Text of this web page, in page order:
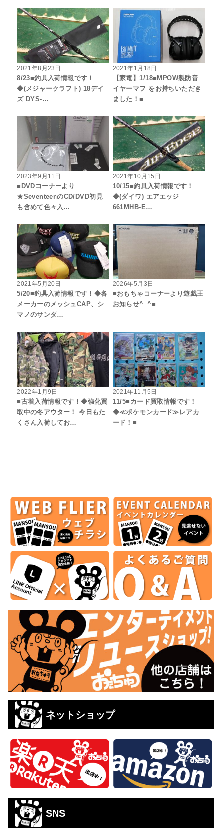
2021年8月23日
8/23■釣具入荷情報です！
◆(メジャークラフト) 18デイ
ズ DYS-…
2021年1月18日
【家電】1/18■MPOW製防音
イヤーマフ をお持ちいただき
ました！■
2023年9月11日
■DVDコーナーより
★SeventeenのCD/DVD初見
も含めて色々入…
2021年10月15日
10/15■釣具入荷情報です！
◆(ダイワ) エアエッジ
661MHB-E…
2021年5月20日
5/20■釣具入荷情報です！◆各
メーカーのメッシュCAP、シ
マノのサンダ…
2026年5月3日
■おもちゃコーナーより遊戯王
お知らせ^_^■
2022年1月9日
■古着入荷情報です！◆強化買
取中の冬アウター！ 今日もた
くさん入荷してお…
2021年11月5日
11/5■カード買取情報です！
◆≪ポケモンカード≫レアカ
ード！■
ネットショップ
SNS